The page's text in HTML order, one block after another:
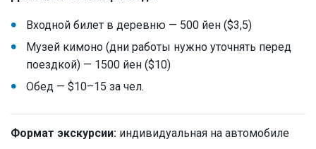
Входной билет в деревню — 500 йен ($3,5)
Музей кимоно (дни работы нужно уточнять перед
поездкой) — 1500 йен ($10)
Обед — $10–15 за чел.
Формат экскурсии: индивидуальная на автомобиле